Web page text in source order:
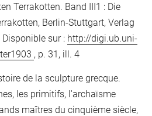
Terrakotten. Band III1 : Die
Berlin-Stuttgart, Verlag
Disponible sur : http://digi.ub.uni-
, p. 31, ill. 4
de la sculpture grecque.
les primitifs, l'archaïsme
maîtres du cinquième siècle,